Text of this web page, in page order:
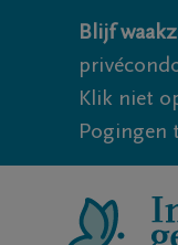
Blijf
Klik niet
Pogingen